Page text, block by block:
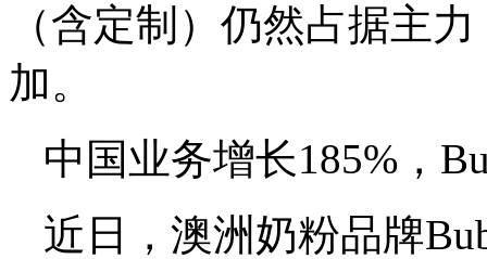
（含定制）仍然占据主
加。
中国业务增长185%，
近日，澳洲奶粉品牌